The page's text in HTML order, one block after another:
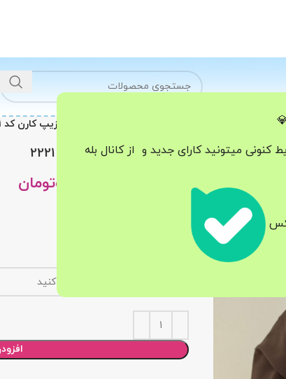
کنونی میتونید کارای جدید و از کانال بله
دورس نیم زیپ کارن کد 2221
دورس نیم زیپ کارن کد 2221
598.000تومان